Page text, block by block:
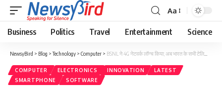
Aa
Business Politics Travel Entertainment Science
NewsyBird > Blog >Technology > Computer > BSNL ने 4G नेटवर्क लॉन्च किया; अब भारत के सभी टेलिकॉम ऑपरेटर 4G से लैस, गांव-शहर में तेज इंटरनेट उपलब्ध होगा.
COMPUTER ELECTRONICS INNOVATION
LATEST
SMARTPHONE
SOFTWARE